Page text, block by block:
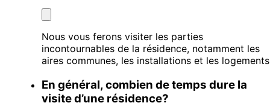
Nous vous ferons visiter les parties
incontournables de la résidence, notamment les
aires communes, les installations et les
En général, combien de temps dure la
visite d’une résidence?